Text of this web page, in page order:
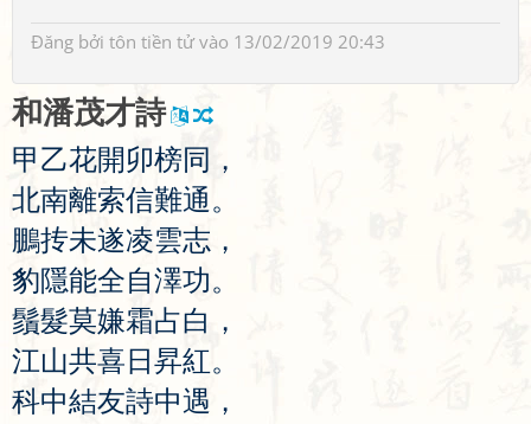
Đăng bởi tôn tiền tửvào 13/02/2019 20:43
和潘茂才詩
甲乙花開卯榜同 ，
北南離索信難通。
鵬抟未遂凌雲志 ，
豹隱能全自澤功。
鬚髮莫嫌霜占白 ，
江山共喜 日 昇紅。
科中結友詩中遇 ，